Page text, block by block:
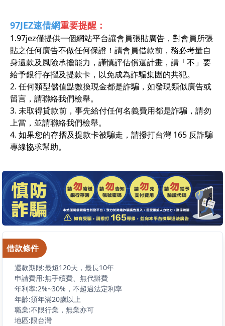
97JEZ速借網重要提醒：
1.97jez僅提供一個網站平台讓會員張貼廣告，對會員所張
貼之任何廣告不做任何保證！請會員借款前，務必考量自
身還款及風險承擔能力，謹慎評估償還計畫，請「不」要
給予銀行存摺及提款卡，以免成為詐騙集團的共犯。
2. 任何類型儲值點數換現金都是詐騙，如發現類似廣告或
留言，請聯絡我們檢舉。
3. 未取得貸款前，事先給付任何名義費用都是詐騙，請勿
上當，並請聯絡我們檢舉。
4. 如果您的存摺及提款卡被騙走，請撥打台灣 165 反詐騙
專線協求幫助。
借款條件
還款期限:最短120天，最長10年
申請費用:無手續費、無代辦費
年利率:2%~30%，不超過法定利率
年齡:須年滿20歲以上
職業:不限行業，無業亦可
地區:限台灣